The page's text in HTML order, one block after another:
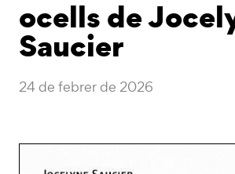
ocells de
Saucier
24 de febrer de 2026